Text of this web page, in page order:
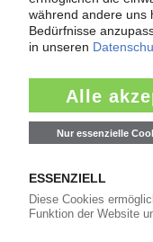
Als einer der
versorgt das
und Führungskräfte
Nachrichten rund
der
Kunststoffe sowie
Material,
Weiterhin bietet das
Bezugsquellen für